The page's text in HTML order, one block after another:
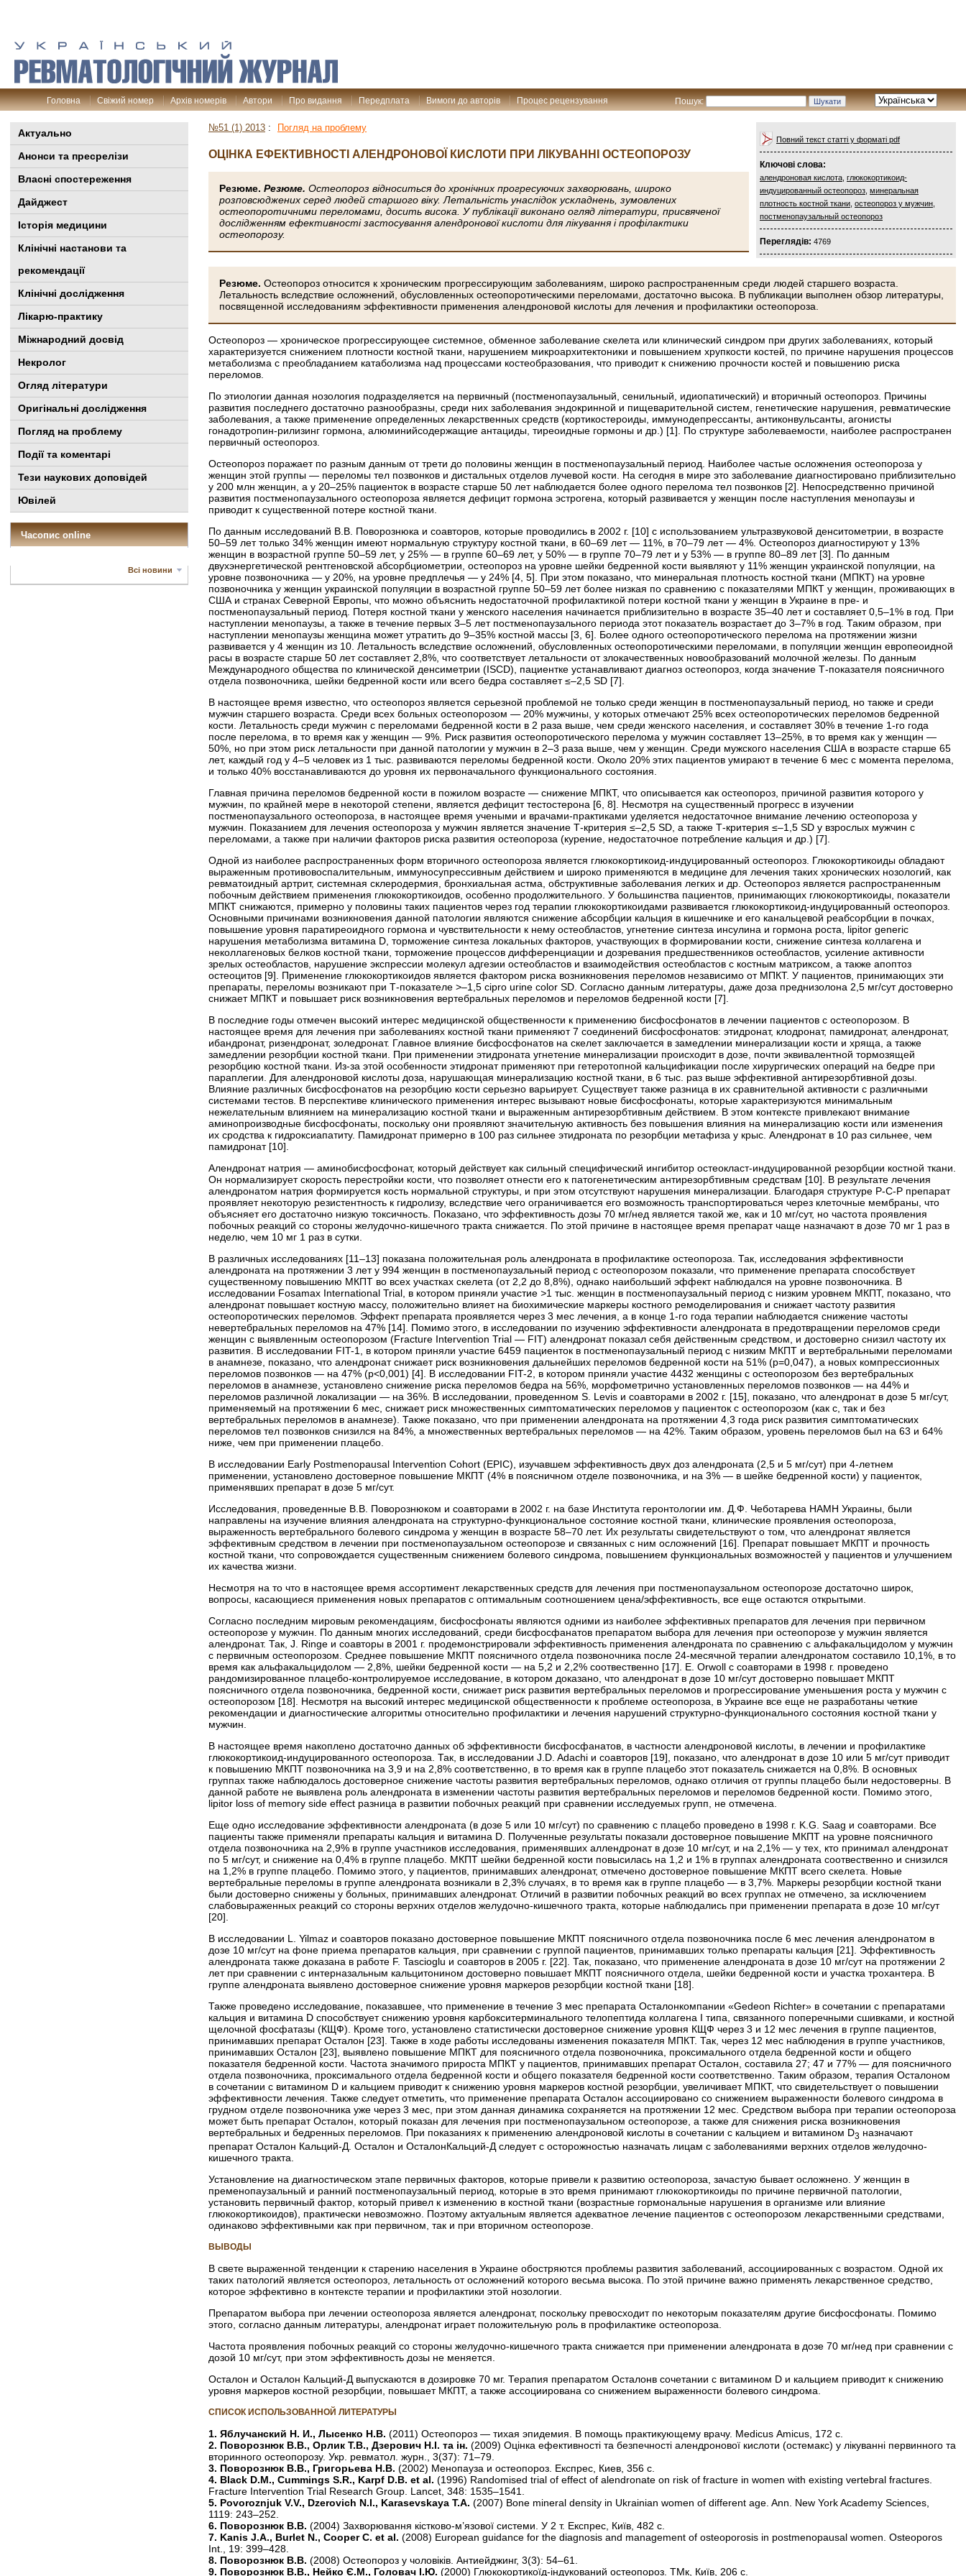
Пошук:
Головна Свіжий номер Архів номерів Автори Про видання Передплата Вимоги до авторів Процес рецензування
Актуально
Анонси та пресрелізи
Власні спостереження
Дайджест
Історія медицини
Клінiчні настанови та
рекомендації
Клінічні дослідження
Лікарю-практику
Міжнародний досвід
Некролог
Огляд літератури
Оригінальні дослідження
Погляд на проблему
Події та коментарі
Тези наукових доповідей
Ювілей
Часопис online
Всі новини
Повний текст статті у форматі pdf
Ключові слова:
алендроновая кислота глюкокортикоид-
индуцированный остеопороз минеральная
плотность костной ткани остеопороз у мужчин
постменопаузальный остеопороз
Переглядів: 4769
№51 (1) 2013 : Погляд на проблему
ОЦІНКА ЕФЕКТИВНОСТІ АЛЕНДРОНОВОЇ КИСЛОТИ ПРИ ЛІКУВАННІ ОСТЕОПОРОЗУ
Резюме. Резюме. Остеопороз відноситься до хронічних прогресуючих захворювань, широко
розповсюджених серед людей старшого віку. Летальність унаслідок ускладнень, зумовлених
остеопоротичними переломами, досить висока. У публікації виконано огляд літератури, присвяченої
дослідженням ефективності застосування алендронової кислоти для лікування і профілактики
остеопорозу.
Резюме. Остеопороз относится к хроническим прогрессирующим заболеваниям, широко распространенным среди людей старшего возраста.
Летальность вследствие осложнений, обусловленных остеопоротическими переломами, достаточно высока. В публикации выполнен обзор литературы,
посвященной исследованиям эффективности применения алендроновой кислоты для лечения и профилактики остеопороза.
Остеопороз — хроническое прогрессирующее системное, обменное заболевание скелета или клинический синдром при других заболеваниях, который
характеризуется снижением плотности костной ткани, нарушением микроархитектоники и повышением хрупкости костей, по причине нарушения процессов
метаболизма с преобладанием катаболизма над процессами костеобразования, что приводит к снижению прочности костей и повышению риска
переломов.
По этиологии данная нозология подразделяется на первичный (постменопаузальный, сенильный, идиопатический) и вторичный остеопороз. Причины
развития последнего достаточно разнообразны, среди них заболевания эндокринной и пищеварительной систем, генетические нарушения, ревматические
заболевания, а также применение определенных лекарственных средств (кортикостероиды, иммунодепрессанты, антиконвульсанты, агонисты
гонадотропин-рилизинг гормона, алюминийсодержащие антациды, тиреоидные гормоны и др.) [1]. По структуре заболеваемости, наиболее распространен
первичный остеопороз.
Остеопороз поражает по разным данным от трети до половины женщин в постменопаузальный период. Наиболее частые осложнения остеопороза у
женщин этой группы — переломы тел позвонков и дистальных отделов лучевой кости. На сегодня в мире это заболевание диагностировано приблизительно
у 200 млн женщин, а у 20–25% пациенток в возрасте старше 50 лет наблюдается более одного перелома тел позвонков [2]. Непосредственно причиной
развития постменопаузального остео­пороза является дефицит гормона эстрогена, который развивается у женщин после наступления менопаузы и
приводит к существенной потере костной ткани.
По данным исследований В.В. Поворознюка и соавторов, которые проводились в 2002 г. [10] с использованием ультразвуковой денситометрии, в возрасте
50–59 лет только 34% женщин имеют нормальную структуру костной ткани, в 60–69 лет — 11%, в 70–79 лет — 4%. Остеопороз диагностируют у 13%
женщин в возрастной группе 50–59 лет, у 25% — в группе 60–69 лет, у 50% — в группе 70–79 лет и у 53% — в группе 80–89 лет [3]. По данным
двухэнергетической рентгеновской абсорбциометрии, остеопороз на уровне шейки бедренной кости выявляют у 11% женщин украинской популяции, на
уровне позвоночника — у 20%, на уровне предплечья — у 24% [4, 5]. При этом показано, что минеральная плотность костной ткани (МПКТ) на уровне
позвоночника у женщин украинской популяции в возрастной группе 50–59 лет более низкая по сравнению с показателями МПКТ у женщин, проживающих в
США и странах Северной Европы, что можно объяснить недостаточной профилактикой потери костной ткани у женщин в Украине в пре- и
постменопаузальный период. Потеря костной ткани у женского населения начинается приблизительно в возрасте 35–40 лет и составляет 0,5–1% в год. При
наступлении менопаузы, а также в течение первых 3–5 лет постменопаузального периода этот показатель возрастает до 3–7% в год. Таким образом, при
наступлении менопаузы женщина может утратить до 9–35% костной массы [3, 6]. Более одного остеопоротического перелома на протяжении жизни
развивается у 4 женщин из 10. Летальность вследствие осложнений, обусловленных остеопоротическими переломами, в популяции женщин европеоидной
расы в возрасте старше 50 лет составляет 2,8%, что соответствует летальности от злокачественных новообразований молочной железы. По данным
Международного общества по клинической денсиметрии (ISCD), пациентке устанавливают диагноз остеопороз, когда значение Т-показателя поясничного
отдела позвоночника, шейки бедренной кости или всего бедра составляет ≤–2,5 SD [7].
В настоящее время известно, что остеопороз является серьезной проблемой не только среди женщин в постменопаузальный период, но также и среди
мужчин старшего возраста. Среди всех больных остеопорозом — 20% мужчины, у которых отмечают 25% всех остеопоротических переломов бедренной
кости. Летальность среди мужчин с переломами бедренной кости в 2 раза выше, чем среди женского населения, и составляет 30% в течение 1-го года
после перелома, в то время как у женщин — 9%. Риск развития остеопоротического перелома у мужчин составляет 13–25%, в то время как у женщин —
50%, но при этом риск летальности при данной патологии у мужчин в 2–3 раза выше, чем у женщин. Среди мужского населения США в возрасте старше 65
лет, каждый год у 4–5 человек из 1 тыс. развиваются переломы бедренной кости. Около 20% этих пациентов умирают в течение 6 мес с момента перелома,
и только 40% восстанавливаются до уровня их первоначального функционального состояния.
Главная причина переломов бедренной кости в пожилом возрасте — снижение МПКТ, что описывается как остеопороз, причиной развития которого у
мужчин, по крайней мере в некоторой степени, является дефицит тестостерона [6, 8]. Несмотря на существенный прогресс в изучении
постменопаузального остеопороза, в настоящее время учеными и врачами-практиками уделяется недостаточное внимание лечению остеопороза у
мужчин. Показанием для лечения остеопороза у мужчин является значение Т-критерия ≤–2,5 SD, а также Т-критерия ≤–1,5 SD у взрослых мужчин с
переломами, а также при наличии факторов риска развития остеопороза (курение, недостаточное потреб­ление кальция и др.) [7].
Одной из наиболее распространенных форм вторичного остеопороза является глюкокортикоид-­индуцированный остеопороз. Глюкокортикоиды обладают
выраженным противовоспалительным, иммуносупрессивным действием и широко применяются в медицине для лечения таких хронических нозологий, как
ревматоидный артрит, системная склеродермия, бронхиальная астма, обструктивные заболевания легких и др. Остеопороз является распространенным
побочным действием применения глюкокортикоидов, особенно продолжительного. У большинства пациентов, принимающих глюкокортикоиды, показатели
МПКТ снижаются, примерно у половины таких пациентов через год терапии глюкокортикоидами развивается глюкокортикоид-индуцированный остеопороз.
Основными причинами возникновения данной патологии являются снижение абсорбции кальция в кишечнике и его канальцевой реабсорбции в почках,
повышение уровня паратиреоидного гормона и чувствительности к нему остеобластов, угнетение синтеза инсулина и гормона роста, lipitor generic
нарушения метаболизма витамина D, торможение синтеза локальных факторов, участвующих в формировании кости, снижение синтеза коллагена и
неколлагеновых белков костной ткани, торможение процессов дифференциации и дозревания предшественников остеобластов, усиление активности
зрелых остеобластов, нарушение экспрессии молекул адгезии остеобластов и взаимодействия остеобластов с костным матриксом, а также апоптоз
остеоцитов [9]. Применение глюкокортикоидов является фактором риска возникновения переломов независимо от МПКТ. У пациентов, принимающих эти
препараты, переломы возникают при Т-показателе >–1,5 cipro urine color SD. Согласно данным литературы, даже доза преднизолона 2,5 мг/сут достоверно
снижает МПКТ и повышает риск возникновения вертебральных переломов и переломов бедренной кости [7].
В последние годы отмечен высокий интерес медицинской общественности к применению бисфосфонатов в лечении пациентов с остеопорозом. В
настоящее время для лечения при заболеваниях костной ткани применяют 7 соединений бисфосфонатов: этидронат, клодронат, памидронат, алендронат,
ибандронат, ризендронат, золедронат. Главное влияние бисфосфонатов на скелет заключается в замедлении минерализации кости и хряща, а также
замедлении резорбции костной ткани. При применении этидроната угнетение минерализации происходит в дозе, почти эквивалентной тормозящей
резорбцию костной ткани. Из-за этой особенности этидронат применяют при гетеротопной кальцификации после хирургических операций на бедре при
параплегии. Для алендроновой кислоты доза, нарушающая минерализацию костной ткани, в 6 тыс. раз выше эффективной антирезорбтивной дозы.
Влияние различных бисфосфонатов на резорбцию кости серьезно варьирует. Существует также разница в их сравнительной активности с различными
системами тестов. В перспективе клинического применения интерес вызывают новые бисфосфонаты, которые характеризуются минимальным
нежелательным влиянием на минерализацию костной ткани и выраженным антирезорбтивным действием. В этом контексте привлекают внимание
аминопроизводные бисфосфонаты, поскольку они проявляют значительную активность без повышения влияния на минерализацию кости или изменения
их сродства к гидроксиапатиту. Памидронат примерно в 100 раз сильнее этидроната по резорбции метафиза у крыс. Алендронат в 10 раз сильнее, чем
памидронат [10].
Алендронат натрия — аминобисфосфонат, который действует как сильный специфический ингибитор остеокласт-индуцированной резорбции костной ткани.
Он нормализирует скорость перестройки кости, что позволяет отнести его к патогенетическим антирезорбтивным средствам [10]. В результате лечения
алендронатом натрия формируется кость нормальной структуры, и при этом отсутствуют нарушения минерализации. Благодаря структуре Р-С-Р препарат
проявляет некоторую резистентность к гидролизу, вследствие чего ограничивается его возможность транспортироваться через клеточные мембраны, что
объясняет его достаточно низкую токсичность. Показано, что эффективность дозы 70 мг/нед является такой же, как и 10 мг/сут, но частота проявления
побочных реакций со стороны желудочно-кишечного тракта снижается. По этой причине в настоящее время препарат чаще назначают в дозе 70 мг 1 раз в
неделю, чем 10 мг 1 раз в сутки.
В различных исследованиях [11–13] показана положительная роль алендроната в профилактике остеопороза. Так, исследования эффективности
алендроната на протяжении 3 лет у 994 женщин в постменопаузальный период с остеопорозом показали, что применение препарата способствует
существенному повышению МКПТ во всех участках скелета (от 2,2 до 8,8%), однако наибольший эффект наблюдался на уровне позвоночника. В
исследовании Fosamax International Trial, в котором приняли участие >1 тыс. женщин в постменопаузальный период с низким уровнем МКПТ, показано, что
алендронат повышает костную массу, положительно влияет на биохимические маркеры костного ремоделирования и снижает частоту развития
остеопоротических переломов. Эффект препарата проявляется через 3 мес лечения, а в конце 1-го года терапии наблюдается снижение частоты
невертебральных переломов на 47% [14]. Помимо этого, в исследовании по изучению эффективности алендроната в предотвращении переломов среди
женщин с выявленным остеопорозом (Fracture Intervention Trial — FIT) алендронат показал себя действенным средством, и достоверно снизил частоту их
развития. В исследовании FIT-1, в котором приняли участие 6459 пациенток в постменопаузальный период с низким МКПТ и вертебральными переломами
в анамнезе, показано, что алендронат снижает риск возникновения дальнейших переломов бедренной кости на 51% (р=0,047), а новых компрессионных
переломов позвонков — на 47% (р<0,001) [4]. В исследовании FIT-2, в котором приняли участие 4432 женщины с остеопорозом без вертебральных
переломов в анамнезе, установлено снижение риска переломов бедра на 56%, морфометрично установленных переломов позвонков — на 44% и
переломов различной локализации — на 36%. В исследовании, проведенном S. Levis и соавторами в 2002 г. [15], показано, что алендронат в дозе 5 мг/сут,
применяемый на протяжении 6 мес, снижает риск множественных симп­томатических переломов у пациенток с остеопорозом (как с, так и без
вертебральных переломов в анамнезе). Также показано, что при применении алендроната на протяжении 4,3 года риск развития симптоматических
переломов тел позвонков снизился на 84%, а множественных вертебральных переломов — на 42%. Таким образом, уровень переломов был на 63 и 64%
ниже, чем при применении плацебо.
В исследовании Early Postmenopausal Intervention Cohort (EPIC), изучавшем эффективность двух доз алендроната (2,5 и 5 мг/сут) при 4-летнем
применении, установлено достоверное повышение МКПТ (4% в поясничном отделе позвоночника, и на 3% — в шейке бедренной кости) у пациенток,
применявших препарат в дозе 5 мг/сут.
Исследования, проведенные В.В. Поворознюком и соавторами в 2002 г. на базе Института геронтологии им. Д.Ф. Чеботарева НАМН Украины, были
направлены на изучение влияния алендроната на структурно-функциональное состояние костной ткани, клинические проявления остеопороза,
выраженность вертебрального болевого синдрома у женщин в возрасте 58–70 лет. Их результаты свидетельствуют о том, что алендронат является
эффективным средством в лечении при постменопау­зальном остеопорозе и связанных с ним осложнений [16]. Препарат повышает МКПТ и прочность
костной ткани, что сопровождается существенным снижением болевого синдрома, повышением функциональных возможностей у пациентов и улучшением
их качества жизни.
Несмотря на то что в настоящее время ассортимент лекарственных средств для лечения при постменопаузальном остеопорозе достаточно широк,
вопросы, касающиеся применения новых препаратов с оптимальным соотношением цена/эффективность, все еще остаются открытыми.
Согласно последним мировым рекомендациям, бисфосфонаты являются одними из наиболее эффективных препаратов для лечения при первичном
остеопорозе у мужчин. По данным многих исследований, среди бисфосфанатов препаратом выбора для лечения при остеопорозе у мужчин является
алендронат. Так, J. Ringe и соавторы в 2001 г. продемонстрировали эффективность применения алендроната по сравнению с альфакальцидолом у мужчин
с первичным остеопорозом. Среднее повышение МКПТ поясничного отдела позвоночника после 24-месячной терапии алендронатом составило 10,1%, в то
время как альфакальцидолом — 2,8%, шейки бедренной кости — на 5,2 и 2,2% соотвественно [17]. Е. Orwoll с соавторами в 1998 г. проведено
рандомизированное плацебо-контролируемое исследование, в котором доказано, что алендронат в дозе 10 мг/сут достоверно повышает МКПТ
поясничного отдела позвоночника, бедренной кости, снижает риск развития вертебральных переломов и прогрессирование уменьшения роста у мужчин с
остеопорозом [18]. Несмотря на высокий интерес медицинской общественности к проблеме остеопороза, в Украине все еще не разработаны четкие
рекомендации и диагностические алгоритмы относительно профилактики и лечения нарушений структурно-функционального состояния костной ткани у
мужчин.
В настоящее время накоплено достаточно данных об эффективности бисфосфанатов, в частности алендроновой кислоты, в лечении и профилактике
глюкокортикоид-индуцированного остеопороза. Так, в исследовании J.D. Adachi и соавторов [19], показано, что алендронат в дозе 10 или 5 мг/сут приводит
к повышению МКПТ позвоночника на 3,9 и на 2,8% соответственно, в то время как в группе плацебо этот показатель снижается на 0,8%. В основных
группах также наблюдалось достоверное снижение частоты развития вертебральных переломов, однако отличия от группы плацебо были недостоверны. В
данной работе не выявлена роль алендроната в изменении частоты развития вертебральных переломов и переломов бедренной кости. Помимо этого,
lipitor loss of memory side effect разница в развитии побочных реакций при сравнении исследуемых групп, не отмечена.
Еще одно исследование эффективности алендроната (в дозе 5 или 10 мг/сут) по сравнению с плацебо проведено в 1998 г. K.G. Saag и соавторами. Все
пациенты также применяли препараты кальция и витамина D. Полученные результаты показали достоверное повышение МКПТ на уровне поясничного
отдела позвоночника на 2,9% в группе участников исследования, применявших аллендронат в дозе 10 мг/сут, и на 2,1% — у тех, кто принимал алендронат
по 5 мг/сут, и снижение на 0,4% в группе плацебо. МКПТ шейки бедренной кости повысилась на 1,2 и 1% в группах алендроната соотвественно и снизился
на 1,2% в группе плацебо. Помимо этого, у пациентов, принимавших алендронат, отмечено достоверное повышение МКПТ всего скелета. Новые
вертебральные переломы в группе алендроната возникали в 2,3% случаях, в то время как в группе плацебо — в 3,7%. Маркеры резорбции костной ткани
были достоверно снижены у больных, принимавших алендронат. Отличий в развитии побочных реакций во всех группах не отмечено, за исключением
слабовыраженных реакций со стороны верхних отделов желудочно-кишечного тракта, которые наблюдались при применении препарата в дозе 10 мг/сут
[20].
В исследовании L. Yilmaz и соавторов показано достоверное повышение МКПТ поясничного отдела позвоночника после 6 мес лечения алендронатом в
дозе 10 мг/сут на фоне приема препаратов кальция, при сравнении с группой пациентов, принимавших только препараты кальция [21]. Эффективность
алендроната также доказана в работе F. Tascioglu и соавторов в 2005 г. [22]. Так, показано, что применение алендроната в дозе 10 мг/сут на протяжении 2
лет при сравнении с интерназальным кальцитонином достоверно повышает МКПТ поясничного отдела, шейки бедренной кости и участка трохантера. В
группе алендроната выявлено достоверное снижение уровня маркеров резорбции костной ткани [18].
Также проведено исследование, показавшее, что применение в течение 3 мес препарата Осталонкомпании «Gedeon Richter» в сочетании с препаратами
кальция и витамина D способствует снижению уровня карбокситерминального телопептида коллагена I типа, связанного поперечными сшивками, и костной
щелочной фосфатазы (КЩФ). Кроме того, установлено статистически достоверное снижение уровня КЩФ через 3 и 12 мес лечения в группе пациентов,
принимавших препарат Осталон [23]. Также в ходе работы исследованы изменения показателя МПКТ. Так, через 12 мес наблюдения в группе участников,
принимавших Осталон [23], выявлено повышение МПКТ для поясничного отдела позвоночника, проксимального отдела бедренной кости и общего
показателя бедренной кости. Частота значимого прироста МПКТ у пациентов, принимавших препарат Осталон, составила 27; 47 и 77% — для поясничного
отдела позвоночника, проксимального отдела бедренной кости и общего показателя бедренной кости соответственно. Таким образом, терапия Осталоном
в сочетании с витамином D и кальцием приводит к снижению уровня маркеров костной резорбции, увеличивает МПКТ, что свидетельствует о повышении
эффективности лечения. Также следует отметить, что применение препарата Осталон ассоциировано со снижением выраженности болевого синдрома в
грудном отделе позвоночника уже через 3 мес, при этом данная динамика сохраняется на протяжении 12 мес. Средством выбора при терапии остеопороза
может быть препарат Осталон, который показан для лечения при постменопаузальном остеопорозе, а также для снижения риска возникновения
вертебральных и бедренных переломов. При показаниях к применению алендроновой кислоты в сочетании с кальцием и витамином D3 назначают
препарат Осталон Кальций-Д. Осталон и ОсталонКальций-Д следует с осторожностью назначать лицам с заболеваниями верхних отделов желудочно-
кишечного тракта.
Установление на диагностическом этапе первичных факторов, которые привели к развитию остеопороза, зачастую бывает осложнено. У женщин в
пременопаузальный и ранний постменопаузальный период, которые в это время принимают глюкокортикоиды по причине первичной патологии,
установить первичный фактор, который привел к изменению в костной ткани (возрастные гормональные нарушения в организме или влияние
глюкокортикоидов), практически невозможно. Поэтому актуальным является адекватное лечение пациентов с остеопорозом лекарственными средствами,
одинаково эффективными как при первичном, так и при вторичном остеопорозе.
ВЫВОДЫ
В свете выраженной тенденции к старению населения в Украине обостряются проблемы развития заболеваний, ассоциированных с возрастом. Одной их
таких патологий является остеопороз, летальность от осложнений которого весьма высока. По этой причине важно применять лекарственное средство,
которое эффективно в контексте терапии и профилактики этой нозологии.
Препаратом выбора при лечении остеопороза является алендронат, поскольку превосходит по некоторым показателям другие бисфосфонаты. Помимо
этого, согласно данным литературы, алендронат играет положительную роль в профилактике остеопороза.
Частота проявления побочных реакций со стороны желудочно-кишечного тракта снижается при применении алендроната в дозе 70 мг/нед при сравнении с
дозой 10 мг/сут, при этом эффективность дозы не меняется.
Осталон и Осталон Кальций-Д выпускаются в дозировке 70 мг. Терапия препаратом Осталонв сочетании с витамином D и кальцием приводит к снижению
уровня маркеров костной резорбции, повышает МКПТ, а также ассоциирована со снижением выраженности болевого синдрома.
СПИСОК ИСПОЛЬЗОВАННОЙ ЛИТЕРАТУРЫ
1. Яблучанский Н. И., Лысенко Н.В. (2011) Остеопороз — тихая эпидемия. В помощь практикующему врачу. Medicus Аmicus, 172 с.
2. Поворознюк В.В., Орлик Т.В., Дзерович Н.І. та ін. (2009) Оцінка ефективності та безпечності алендронової кислоти (остемакс) у лікуванні первинного та
вторинного остеопорозу. Укр. ревматол. журн., 3(37): 71–79.
3. Поворознюк В.В., Григорьева Н.В. (2002) Менопауза и остеопороз. Експрес, Киев, 356 с.
4. Black D.M., Cummings S.R., Karpf D.B. et al. (1996) Randomised trial of effect of alendronate on risk of fracture in women with existing vertebral fractures.
Fracture Intervention Trial Research Group. Lancet, 348: 1535–1541.
5. Povoroznjuk V.V., Dzerovich N.I., Karasevskaya T.A. (2007) Bone mineral density in Ukrainian women of different age. Ann. New York Academy Sciences,
1119: 243–252.
6. Поворознюк В.В. (2004) Захворювання кістково-м’язової системи. У 2 т. Експрес, Київ, 482 с.
7. Kanis J.A., Burlet N., Cooper C. et al. (2008) European guidance for the diagnosis and management of osteoporosis in postmenopausal women. Osteoporos
Int., 19: 399–428.
8. Поворознюк В.В. (2008) Остеопороз у чоловіків. Антиейджинг, 3(3): 54–61.
9. Поворознюк В.В., Нейко Є.М., Головач І.Ю. (2000) Глюкокортикоїд-індукований остеопороз. ТМк, Київ, 206 c.